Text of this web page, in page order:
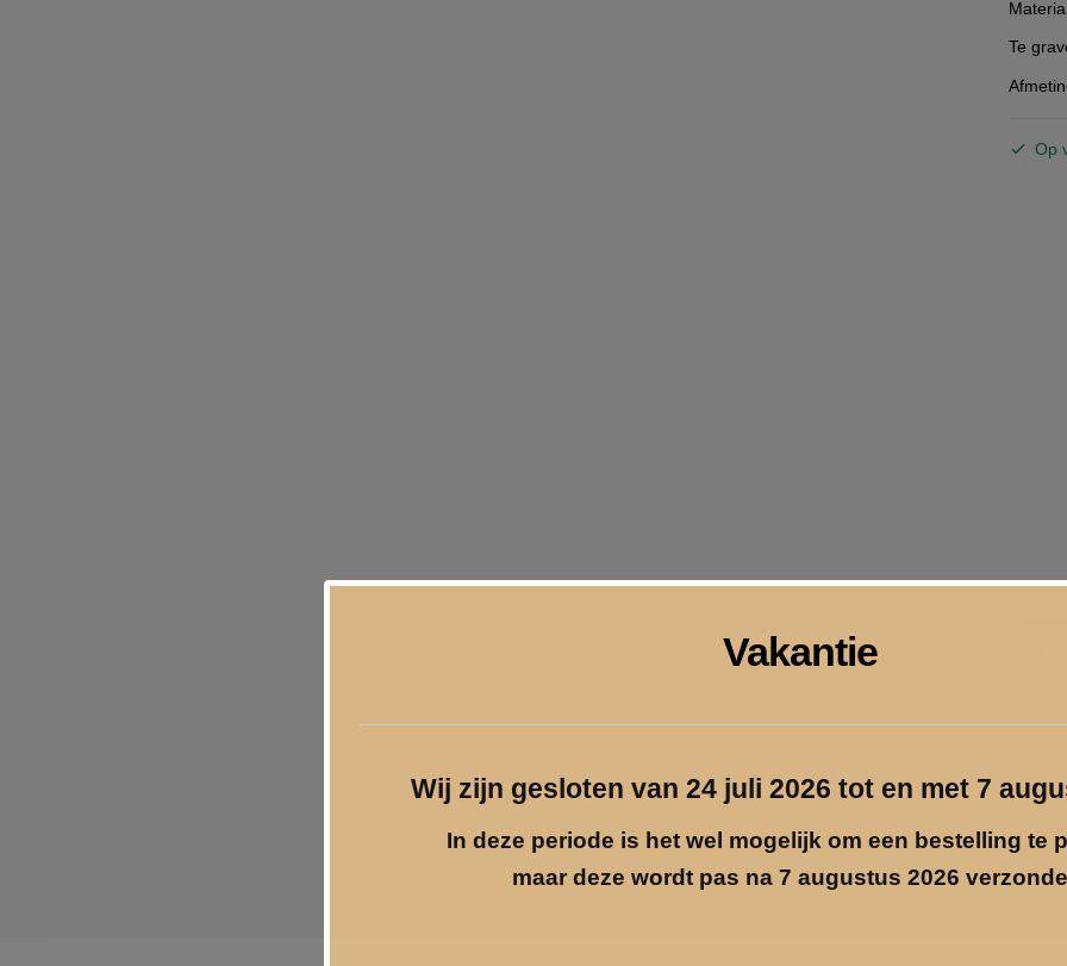
Te
Op
Vakantie
Wij zijn gesloten van 24 juli 2026 tot en met 7
In deze periode is het wel mogelijk om een bestelling te
maar deze wordt pas na 7 augustus 2026